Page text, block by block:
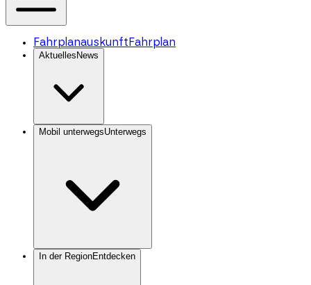
Fahrplanauskunft Fahrplan
Aktuelles News
Mobil unterwegsUnterwegs
In der RegionEntdecken